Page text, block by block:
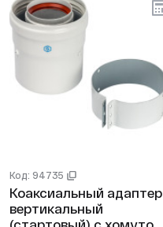
Код: 94735
Коаксиальный адаптер
вертикальный